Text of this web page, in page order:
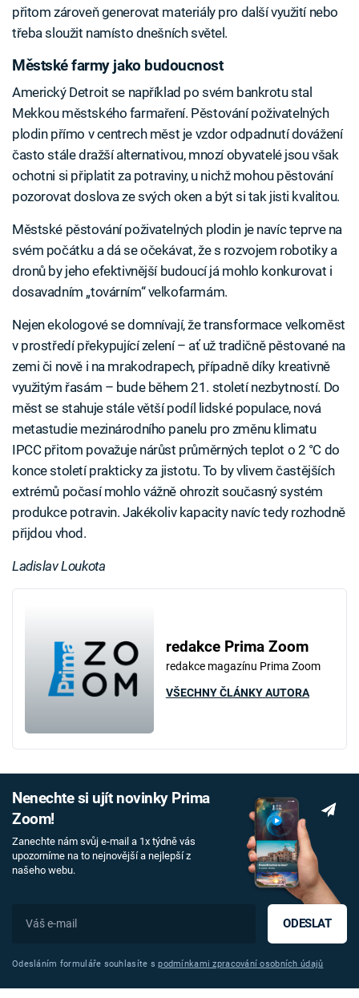
přitom zároveň generovat materiály pro další využití nebo
třeba sloužit namísto dnešních světel.
Městské farmy jako budoucnost
Americký Detroit se například po svém bankrotu stal
Mekkou městského farmaření. Pěstování poživatelných
plodin přímo v centrech měst je vzdor odpadnutí dovážení
často stále dražší alternativou, mnozí obyvatelé jsou však
ochotni si připlatit za potraviny, u nichž mohou pěstování
pozorovat doslova ze svých oken a být si tak jisti kvalitou.
Městské pěstování poživatelných plodin je navíc teprve na
svém počátku a dá se očekávat, že s rozvojem robotiky a
dronů by jeho efektivnější budoucí já mohlo konkurovat i
dosavadním „továrním“ velkofarmám.
Nejen ekologové se domnívají, že transformace velkoměst
v prostředí překypující zelení – ať už tradičně pěstované na
zemi či nově i na mrakodrapech, případně díky kreativně
využitým řasám – bude během 21. století nezbytností. Do
měst se stahuje stále větší podíl lidské populace, nová
metastudie mezinárodního panelu pro změnu klimatu
IPCC přitom považuje nárůst průměrných teplot o 2 °C do
konce století prakticky za jistotu. To by vlivem častějších
extrémů počasí mohlo vážně ohrozit současný systém
produkce potravin. Jakékoliv kapacity navíc tedy rozhodně
přijdou vhod.
Ladislav Loukota
redakce Prima Zoom
redakce magazínu Prima Zoom
VŠECHNY ČLÁNKY AUTORA
Nenechte si ujít novinky Prima
Zoom!
Zanechte nám svůj e-mail a 1x týdně vás
upozorníme na to nejnovější a nejlepší z
našeho webu.
ODESLAT
Odesláním formuláře souhlasíte spodmínkami zpracování osobních údajů